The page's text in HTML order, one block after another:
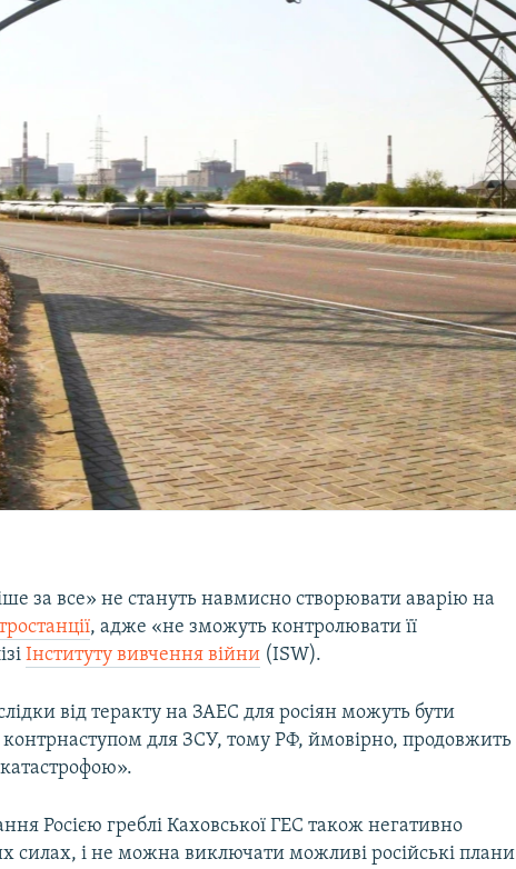
за все» не стануть навмисно створювати аварію на
, адже «не зможуть контролювати її
Інституту вивчення війни (ISW).
від теракту на ЗАЕС для росіян можуть бути
для ЗСУ, тому РФ, ймовірно, продовжить
Росією греблі Каховської ГЕС також негативно
силах, і не можна виключати можливі російські плани